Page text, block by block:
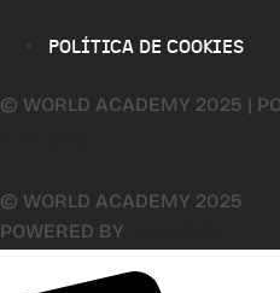
POLÍTICA DE COOKIES
© WORLD ACADEMY 2025 |
© WORLD ACADEMY 2025
POWERED BY